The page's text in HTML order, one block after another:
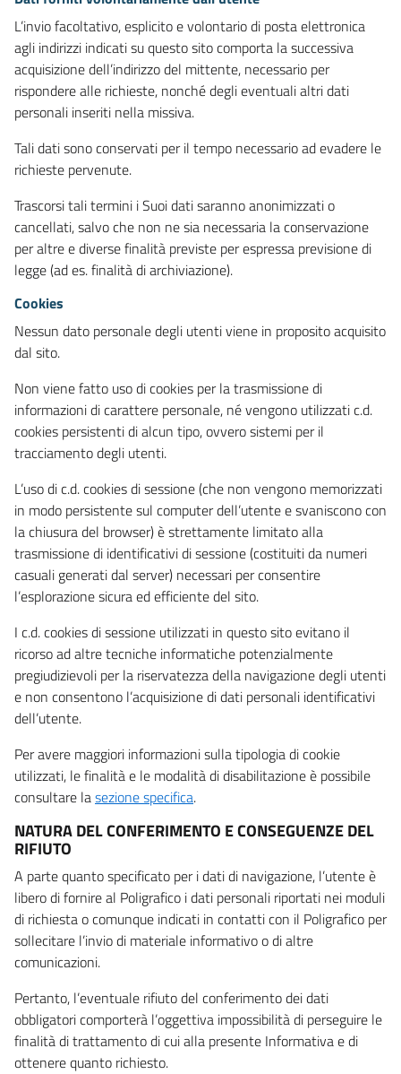
L’invio facoltativo, esplicito e volontario di posta elettronica
agli indirizzi indicati su questo sito comporta la successiva
acquisizione dell’indirizzo del mittente, necessario per
rispondere alle richieste, nonché degli eventuali altri dati
personali inseriti nella missiva.
Tali dati sono conservati per il tempo necessario ad evadere le
richieste pervenute.
Trascorsi tali termini i Suoi dati saranno anonimizzati o
cancellati, salvo che non ne sia necessaria la conservazione
per altre e diverse finalità previste per espressa previsione di
legge (ad es. finalità di archiviazione).
Cookies
Nessun dato personale degli utenti viene in proposito acquisito
dal sito.
Non viene fatto uso di cookies per la trasmissione di
informazioni di carattere personale, né vengono utilizzati c.d.
cookies persistenti di alcun tipo, ovvero sistemi per il
tracciamento degli utenti.
L’uso di c.d. cookies di sessione (che non vengono memorizzati
in modo persistente sul computer dell’utente e svaniscono con
la chiusura del browser) è strettamente limitato alla
trasmissione di identificativi di sessione (costituiti da numeri
casuali generati dal server) necessari per consentire
l’esplorazione sicura ed efficiente del sito.
I c.d. cookies di sessione utilizzati in questo sito evitano il
ricorso ad altre tecniche informatiche potenzialmente
pregiudizievoli per la riservatezza della navigazione degli utenti
e non consentono l’acquisizione di dati personali identificativi
dell’utente.
Per avere maggiori informazioni sulla tipologia di cookie
utilizzati, le finalità e le modalità di disabilitazione è possibile
consultare lasezione specifica.
NATURA DEL CONFERIMENTO E CONSEGUENZE DEL
RIFIUTO
A parte quanto specificato per i dati di navigazione, l’utente è
libero di fornire al Poligrafico i dati personali riportati nei moduli
di richiesta o comunque indicati in contatti con il Poligrafico per
sollecitare l’invio di materiale informativo o di altre
comunicazioni.
Pertanto, l’eventuale rifiuto del conferimento dei dati
obbligatori comporterà l’oggettiva impossibilità di perseguire le
finalità di trattamento di cui alla presente Informativa e di
ottenere quanto richiesto.